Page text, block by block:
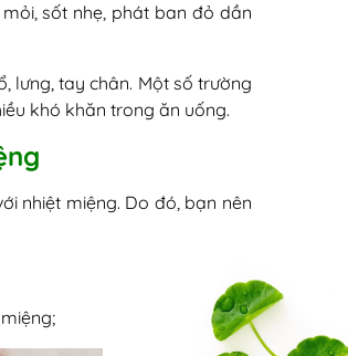
sốt nhẹ, phát ban đỏ dần
lưng, tay chân. Một số trường
khó khăn trong ăn uống.
nhiệt miệng. Do đó, bạn nên